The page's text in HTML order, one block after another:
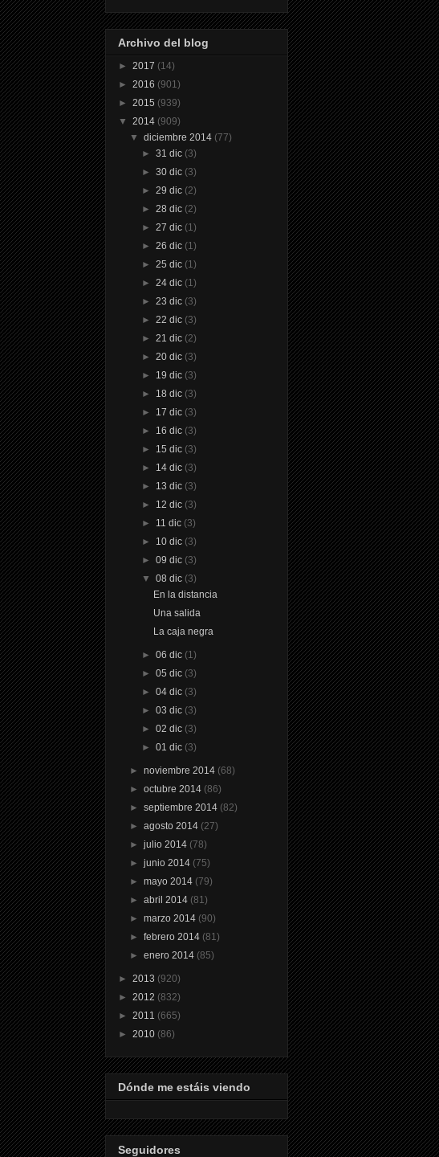
Archivo del blog
► 2017 (14)
► 2016 (901)
► 2015 (939)
▼ 2014 (909)
▼diciembre 2014 (77)
► 31 dic (3)
► 30 dic (3)
► 29 dic (2)
► 28 dic (2)
► 27 dic (1)
► 26 dic (1)
► 25 dic (1)
► 24 dic (1)
► 23 dic (3)
► 22 dic (3)
► 21 dic (2)
► 20 dic (3)
► 19 dic (3)
► 18 dic (3)
► 17 dic (3)
► 16 dic (3)
► 15 dic (3)
► 14 dic (3)
► 13 dic (3)
► 12 dic (3)
► 11 dic (3)
► 10 dic (3)
► 09 dic (3)
▼ 08 dic (3)
En la distancia
Una salida
La caja negra
► 06 dic (1)
► 05 dic (3)
► 04 dic (3)
► 03 dic (3)
► 02 dic (3)
► 01 dic (3)
►noviembre 2014 (68)
►octubre 2014 (86)
►septiembre 2014 (82)
►agosto 2014 (27)
►julio 2014 (78)
►junio 2014 (75)
►mayo 2014 (79)
►abril 2014 (81)
►marzo 2014 (90)
►febrero 2014 (81)
►enero 2014 (85)
► 2013 (920)
► 2012 (832)
► 2011 (665)
► 2010 (86)
Dónde me estáis viendo
Seguidores